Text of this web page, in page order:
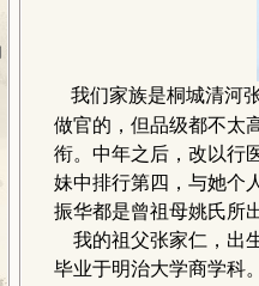
我们家族是桐城清河
做官的，但品级都不太
衔。中年之后，改以行
妹中排行第四，与她个
振华都是曾祖母姚氏所
我的祖父张家仁，出
毕业于明治大学商学科